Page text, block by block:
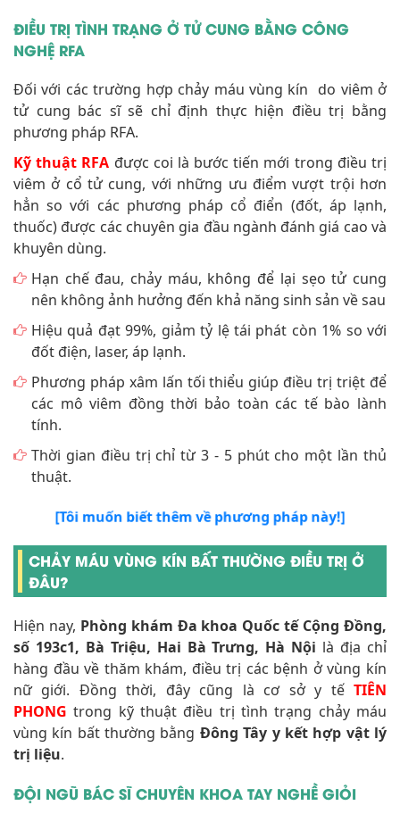
ĐIỀU TRỊ TÌNH TRẠNG Ở TỬ CUNG BẰNG CÔNG
NGHỆ RFA
Đối với các trường hợp chảy máu vùng kín do viêm ở
tử cung bác sĩ sẽ chỉ định thực hiện điều trị bằng
phương pháp RFA.
Kỹ thuật RFA được coi là bước tiến mới trong điều trị
viêm ở cổ tử cung, với những ưu điểm vượt trội hơn
hẳn so với các phương pháp cổ điển (đốt, áp lạnh,
thuốc) được các chuyên gia đầu ngành đánh giá cao và
khuyên dùng.
Hạn chế đau, chảy máu, không để lại sẹo tử cung
nên không ảnh hưởng đến khả năng sinh sản về sau
Hiệu quả đạt 99%, giảm tỷ lệ tái phát còn 1% so với
đốt điện, laser, áp lạnh.
Phương pháp xâm lấn tối thiểu giúp điều trị triệt để
các mô viêm đồng thời bảo toàn các tế bào lành
tính.
Thời gian điều trị chỉ từ 3 - 5 phút cho một lần thủ
thuật.
[Tôi muốn biết thêm về phương pháp này!]
CHẢY MÁU VÙNG KÍN BẤT THƯỜNG ĐIỀU TRỊ Ở
ĐÂU?
Hiện nay, Phòng khám Đa khoa Quốc tế Cộng Đồng,
số 193c1, Bà Triệu, Hai Bà Trưng, Hà Nội là địa chỉ
hàng đầu về thăm khám, điều trị các bệnh ở vùng kín
nữ giới. Đồng thời, đây cũng là cơ sở y tế TIÊN
PHONG trong kỹ thuật điều trị tình trạng chảy máu
vùng kín bất thường bằng Đông Tây y kết hợp vật lý
trị liệu.
ĐỘI NGŨ BÁC SĨ CHUYÊN KHOA TAY NGHỀ GIỎI